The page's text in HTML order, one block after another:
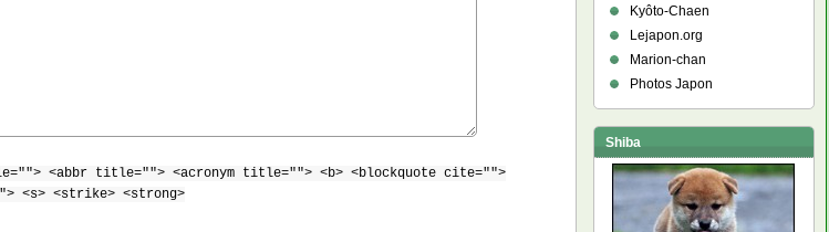
<abbr title=""> <acronym title=""> <b> <blockquote cite="">
<s> <strike> <strong>
Kyôto-Chaen
Lejapon.org
Marion-chan
Photos Japon
Shiba